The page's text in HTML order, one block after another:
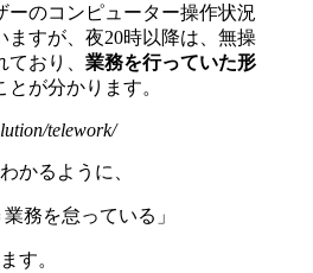
ーのコンピューター操作状況
ますが、夜20時以降は、無操
おり、 業務を行っていた形
とが分かります。
telework/
かるように、
務を怠っている」
す。